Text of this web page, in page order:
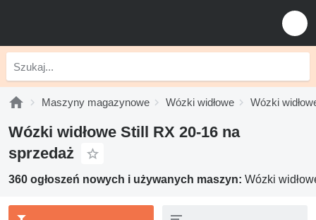
Maszyny magazynowe Wózki widłowe Wózki
Wózki widłowe Still RX 20-16 na
sprzedaż
360 ogłoszeń nowych i używanych maszyn: Wózki